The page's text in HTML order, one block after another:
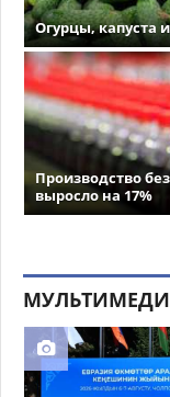
Огурцы, капуста
Производство
выросло на 17%